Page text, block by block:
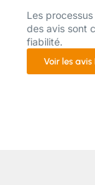
Les
des avis sont
fiabilité.
Voir les avis